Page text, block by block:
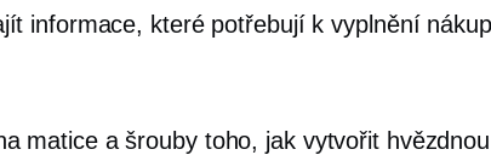
informace, které potřebují k vyplnění
matice a šrouby toho, jak vytvořit